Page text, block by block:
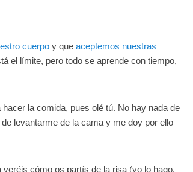
cuerpo y que aceptemos nuestras
el límite, pero todo se aprende con tiempo,
la comida, pues olé tú. No hay nada de
levantarme de la cama y me doy por ello
veréis cómo os partís de la risa (yo lo hago,